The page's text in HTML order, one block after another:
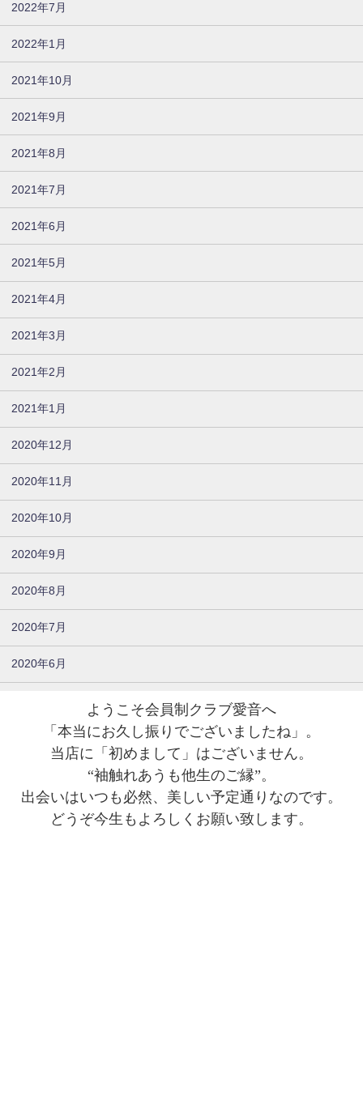
2022年7月
2022年1月
2021年10月
2021年9月
2021年8月
2021年7月
2021年6月
2021年5月
2021年4月
2021年3月
2021年2月
2021年1月
2020年12月
2020年11月
2020年10月
2020年9月
2020年8月
2020年7月
2020年6月
ようこそ会員制クラブ愛音へ
「本当にお久し振りでございましたね」。
当店に「初めまして」はございません。
“袖触れあうも他生のご縁”。
出会いはいつも必然、美しい予定通りなのです。
どうぞ今生もよろしくお願い致します。